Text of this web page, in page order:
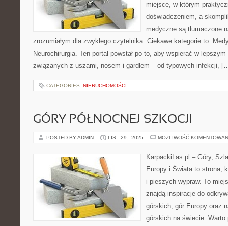
miejsce, w którym
doświadczeniem, a
medyczne są tłumaczone
zrozumiałym dla zwykłego czytelnika. Ciekawe kategorie to:
Neurochirurgia. Ten portal powstał po to, aby wspierać w
związanych z uszami, nosem i gardłem – od typowych infekcji,
CATEGORIES: NIERUCHOMOŚCI
GÓRY PÓŁNOCNEJ SZKOCJI
POSTED BY ADMIN LIS - 29 - 2025 MOŻLIWOŚĆ
KarpackiLas.pl – Góry,
Europy i Świata to strona,
i pieszych wypraw. To
znajdą inspiracje do
górskich, gór Europy oraz
górskich na świecie. Warto